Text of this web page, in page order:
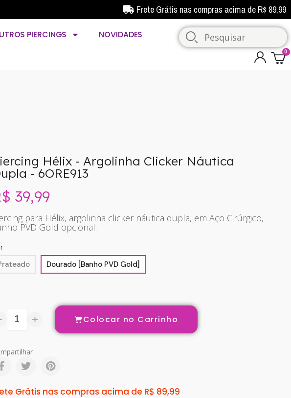
Frete Grátis nas compras acima de R$ 89,99
PIERCINGS
NOVIDADES
Hélix - Argolinha Clicker Náutica
- 6ORE913
39,99
para Hélix, argolinha clicker náutica dupla, em Aço Cirúrgico,
PVD Gold opcional.
Dourado [Banho PVD Gold]
Colocar no Carrinho
Grátis nas compras acima de R$ 89,99